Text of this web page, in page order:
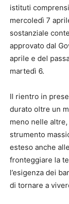
istituti
mercoledì 7
sostanziale
approvato dal
aprile e del
martedì 6.
Il rientro in
durato oltre un
meno nelle
strumento
esteso anche
fronteggiare la
l’esigenza dei
di tornare a